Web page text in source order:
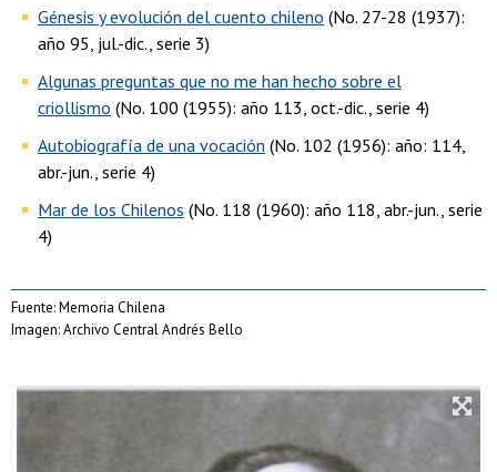
Génesis y evolución del cuento chileno (No. 27-28 (1937):
año 95, jul.-dic., serie 3)
Algunas preguntas que no me han hecho sobre el
criollismo (No. 100 (1955): año 113, oct.-dic., serie 4)
Autobiografía de una vocación (No. 102 (1956): año: 114,
abr.-jun., serie 4)
Mar de los Chilenos (No. 118 (1960): año 118, abr.-jun., serie
4)
Fuente: Memoria Chilena
Imagen: Archivo Central Andrés Bello